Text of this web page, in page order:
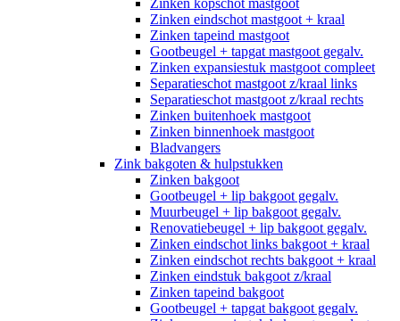
Zinken kopschot mastgoot
Zinken eindschot mastgoot + kraal
Zinken tapeind mastgoot
Gootbeugel + tapgat mastgoot gegalv.
Zinken expansiestuk mastgoot compleet
Separatieschot mastgoot z/kraal links
Separatieschot mastgoot z/kraal rechts
Zinken buitenhoek mastgoot
Zinken binnenhoek mastgoot
Bladvangers
Zink bakgoten & hulpstukken
Zinken bakgoot
Gootbeugel + lip bakgoot gegalv.
Muurbeugel + lip bakgoot gegalv.
Renovatiebeugel + lip bakgoot gegalv.
Zinken eindschot links bakgoot + kraal
Zinken eindschot rechts bakgoot + kraal
Zinken eindstuk bakgoot z/kraal
Zinken tapeind bakgoot
Gootbeugel + tapgat bakgoot gegalv.